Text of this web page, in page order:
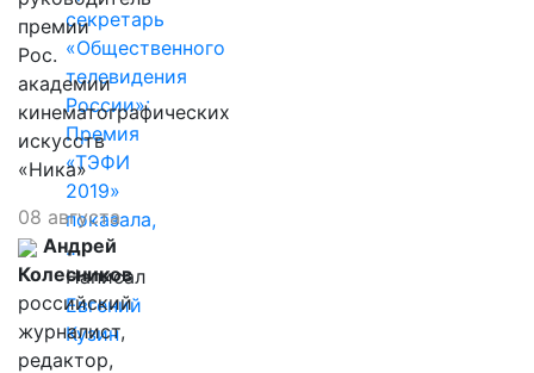
секретарь
«Общественного
телевидения
России»:
Премия
«ТЭФИ
2019»
показала,
…
Написал
Евгений
Кузин
премии
Рос.
академии
кинематографических
искусств
«Ника»
08 августа
Андрей
Колесников
российский
журналист,
редактор,